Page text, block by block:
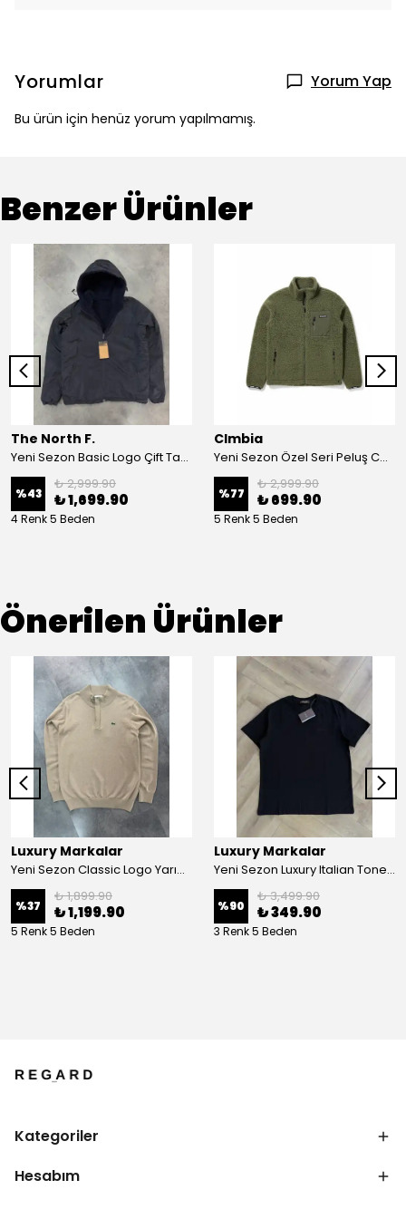
Yorumlar Yorum Yap
Bu ürün için henüz yorum yapılmamış.
Benzer Ürünler
The North F.
Yeni Sezon Basic Logo Çift Taraflı Peluş Ceket
%43
₺ 2,999.90
₺ 1,699.90
4 Renk 5 Beden
Clmbia
Yeni Sezon Özel Seri Peluş Ceket
%77
₺ 2,999.90
₺ 699.90
5 Renk 5 Beden
Önerilen Ürünler
Luxury Markalar
Yeni Sezon Classic Logo Yarım Fermualı Diogonel Sweatshirt
%37
₺ 1,899.90
₺ 1,199.90
5 Renk 5 Beden
Luxury Markalar
Yeni Sezon Luxury Italian Tone To Tone Mini Logo Classic T-shirt
%90
₺ 3,499.90
₺ 349.90
3 Renk 5 Beden
Kategoriler
Hesabım